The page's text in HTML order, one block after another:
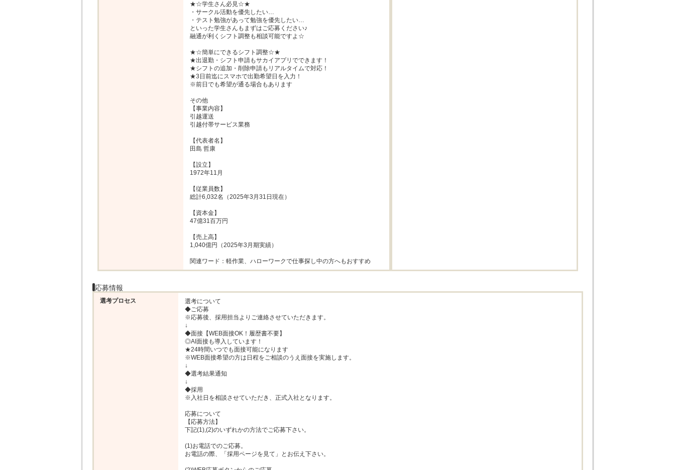
★☆学生さん必見☆★
・サークル活動を優先したい…
・テスト勉強があって勉強を優先したい…
といった学生さんもまずはご応募ください♪
融通が利くシフト調整も相談可能ですよ☆
★☆簡単にできるシフト調整☆★
★出退勤・シフト申請もサカイアプリでできます！
★シフトの追加・削除申請もリアルタイムで対応！
★3日前迄にスマホで出勤希望日を入力！
※前日でも希望が通る場合もあります
その他
【事業内容】
引越運送
引越付帯サービス業務
【代表者名】
田島 哲康
【設立】
1972年11月
【従業員数】
総計6,032名（2025年3月31日現在）
【資本金】
47億31百万円
【売上高】
1,040億円（2025年3月期実績）
関連ワード：軽作業、ハローワークで仕事探し中の方へもおすすめ
応募情報
選考プロセス
選考について
◆ご応募
※応募後、採用担当よりご連絡させていただきます。
↓
◆面接【WEB面接OK！履歴書不要】
◎AI面接も導入しています！
★24時間いつでも面接可能になります
※WEB面接希望の方は日程をご相談のうえ面接を実施します。
↓
◆選考結果通知
↓
◆採用
※入社日を相談させていただき、正式入社となります。
応募について
【応募方法】
下記(1),(2)のいずれかの方法でご応募下さい。
(1)お電話でのご応募。
お電話の際、「採用ページを見て」とお伝え下さい。